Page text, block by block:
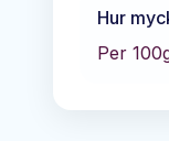
Hur
Per